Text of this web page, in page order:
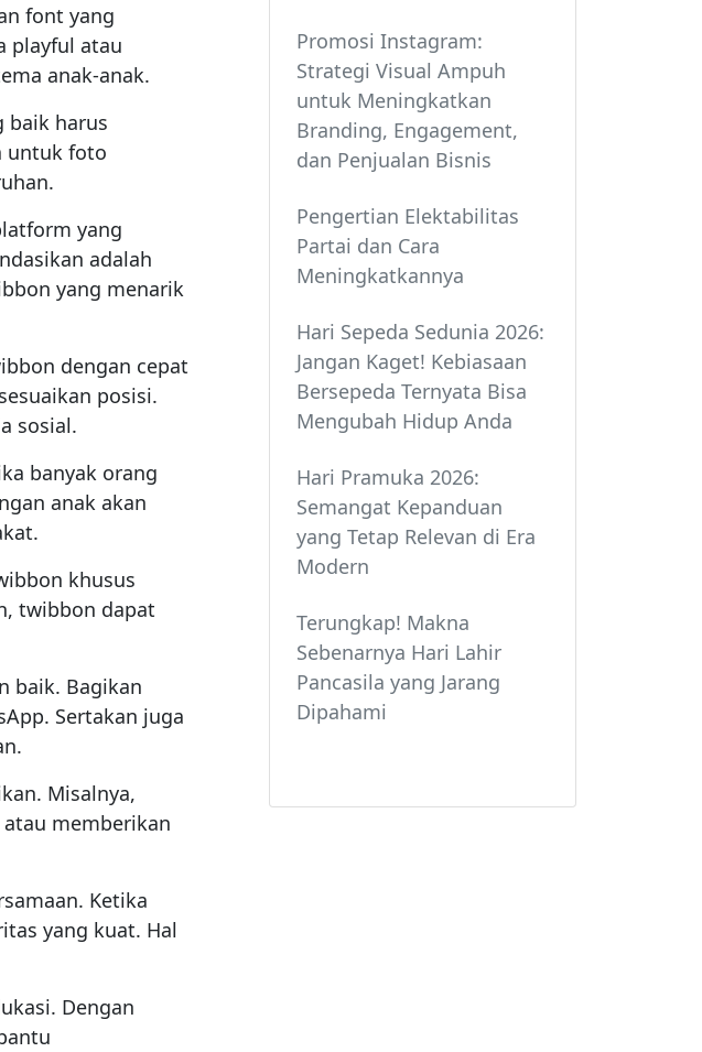
font yang
playful atau
anak-anak.
baik harus
untuk foto
yang
adalah
yang menarik
dengan cepat
posisi.
sosial.
banyak orang
anak akan
khusus
twibbon dapat
baik. Bagikan
Sertakan juga
Misalnya,
memberikan
Ketika
yang kuat. Hal
Dengan
Promosi Instagram:
Strategi Visual Ampuh
untuk Meningkatkan
Branding, Engagement,
dan Penjualan Bisnis
Pengertian Elektabilitas
Partai dan Cara
Meningkatkannya
Hari Sepeda Sedunia 2026:
Jangan Kaget! Kebiasaan
Bersepeda Ternyata Bisa
Mengubah Hidup Anda
Hari Pramuka 2026:
Semangat Kepanduan
yang Tetap Relevan di Era
Modern
Terungkap! Makna
Sebenarnya Hari Lahir
Pancasila yang Jarang
Dipahami